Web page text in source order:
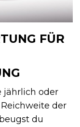
FÜR
jährlich oder
der
du